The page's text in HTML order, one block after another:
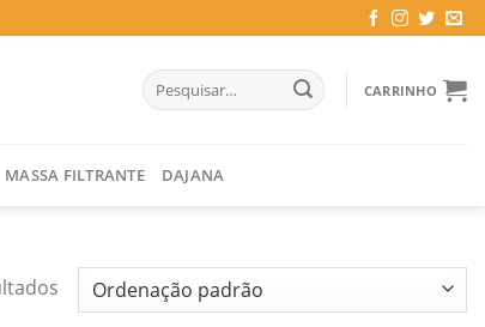
Pesquisar
por:
CARRINHO
MASSA FILTRANTE DAJANA